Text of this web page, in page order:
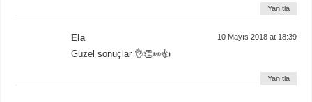
Yanıtla
Ela 10 Mayıs 2018 at 18:39
Güzel sonuçlar 👌👏👀👍
Yanıtla